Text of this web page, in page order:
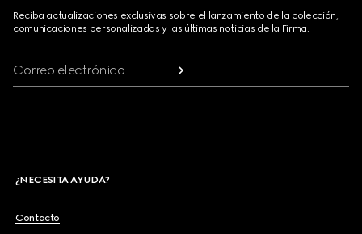
Reciba actualizaciones exclusivas sobre el lanzamiento de la colección,
comunicaciones personalizadas y las últimas noticias de la Firma.
Correo electrónico
¿NECESITA AYUDA?
Contacto